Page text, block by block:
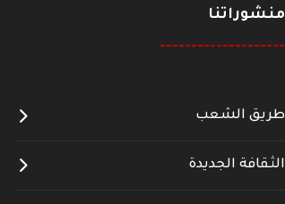
منشوراتنا
--------------------
طريق الشعب
الثقافة الجديدة